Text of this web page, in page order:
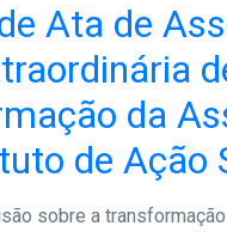
Ata de
da
de Ação
sobre a